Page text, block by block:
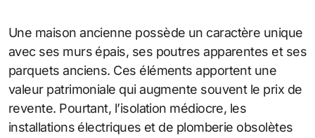
Une maison ancienne possède un caractère unique
avec ses murs épais, ses poutres apparentes et ses
parquets anciens. Ces éléments apportent une
valeur patrimoniale qui augmente souvent le prix de
revente. Pourtant, l’isolation médiocre, les
installations électriques et de plomberie obsolètes